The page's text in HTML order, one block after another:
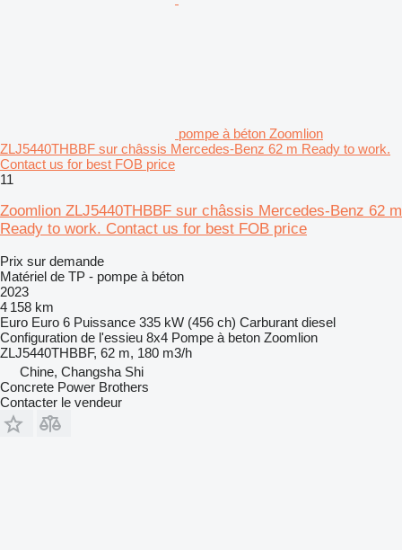
pompe à béton Zoomlion
ZLJ5440THBBF sur châssis Mercedes-Benz 62 m Ready to work.
Contact us for best FOB price
11
Zoomlion ZLJ5440THBBF sur châssis Mercedes-Benz 62 m
Ready to work. Contact us for best FOB price
Prix sur demande
Matériel de TP - pompe à béton
2023
4 158 km
Euro Euro 6 Puissance 335 kW (456 ch) Carburant diesel
Configuration de l'essieu 8x4 Pompe à beton Zoomlion
ZLJ5440THBBF, 62 m, 180 m3/h
Chine, Changsha Shi
Concrete Power Brothers
Contacter le vendeur